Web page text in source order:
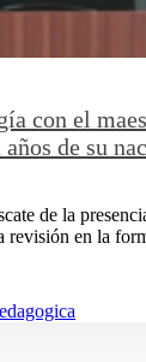
con el
de su
de la
revisión en la